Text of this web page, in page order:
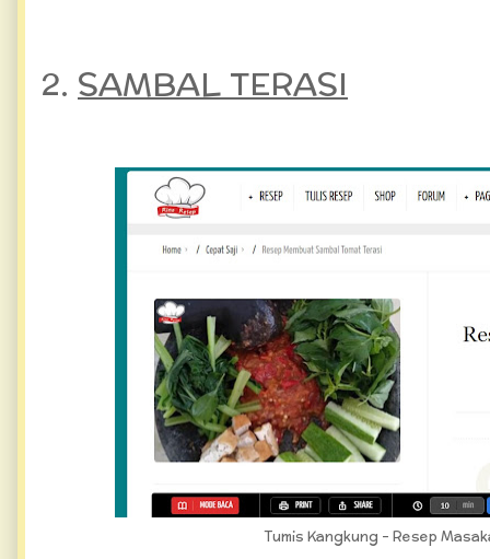
2. SAMBAL TERASI
Tumis Kangkung - Resep